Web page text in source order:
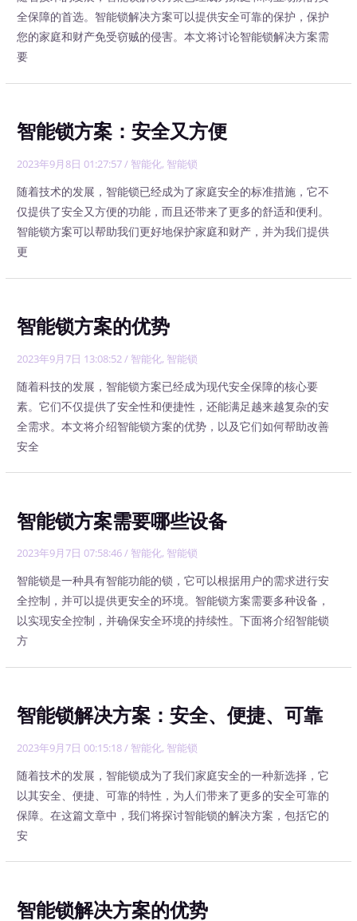
全保障的首选。智能锁解决方案可以提供安全可靠的保护，保护
您的家庭和财产免受窃贼的侵害。本文将讨论智能锁解决方案需
要
智能锁方案：安全又方便
2023年9月8日 01:27:57/ 智能化, 智能锁
随着技术的发展，智能锁已经成为了家庭安全的标准措施，它不
仅提供了安全又方便的功能，而且还带来了更多的舒适和便利。
智能锁方案可以帮助我们更好地保护家庭和财产，并为我们提供
更
智能锁方案的优势
2023年9月7日 13:08:52/ 智能化, 智能锁
随着科技的发展，智能锁方案已经成为现代安全保障的核心要
素。它们不仅提供了安全性和便捷性，还能满足越来越复杂的安
全需求。本文将介绍智能锁方案的优势，以及它们如何帮助改善
安全
智能锁方案需要哪些设备
2023年9月7日 07:58:46/ 智能化, 智能锁
智能锁是一种具有智能功能的锁，它可以根据用户的需求进行安
全控制，并可以提供更安全的环境。智能锁方案需要多种设备，
以实现安全控制，并确保安全环境的持续性。下面将介绍智能锁
方
智能锁解决方案：安全、便捷、可靠
2023年9月7日 00:15:18/ 智能化, 智能锁
随着技术的发展，智能锁成为了我们家庭安全的一种新选择，它
以其安全、便捷、可靠的特性，为人们带来了更多的安全可靠的
保障。在这篇文章中，我们将探讨智能锁的解决方案，包括它的
安
智能锁解决方案的优势